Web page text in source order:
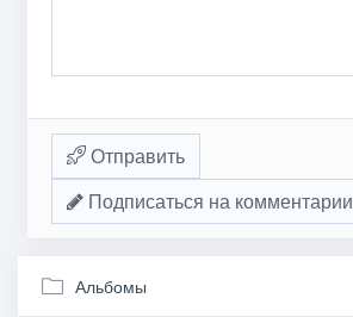
Отправить
Подписаться на комментарии
Альбомы